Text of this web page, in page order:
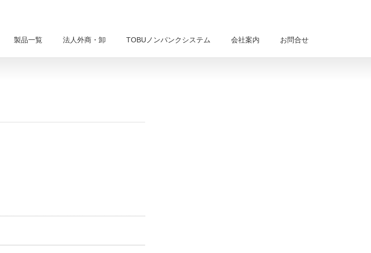
製品一覧 法人外商・卸 TOBUノンパンクシステム 会社案内 お問合せ